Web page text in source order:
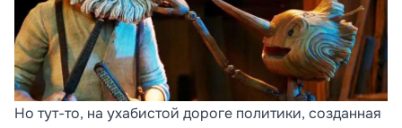
Но тут-то, на ухабистой дороге политики, созданная